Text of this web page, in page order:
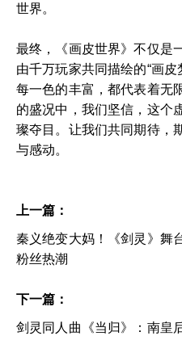
世界。
最终，《画皮世界》不仅是
由千万玩家共同描绘的“画皮
每一色的丰富，都代表着无
的盛况中，我们坚信，这个
璨夺目。让我们共同期待，
与感动。
上一篇：
秦义绝变大妈！《剑灵》舞
粉丝热潮
下一篇：
剑灵同人曲《当归》：南皇